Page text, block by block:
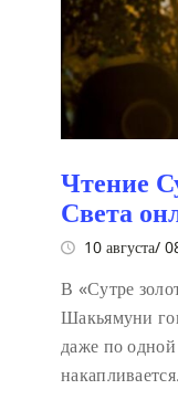
Чтение
Света
10 августа/
В «Сутре
Шакьямуни
даже по одной